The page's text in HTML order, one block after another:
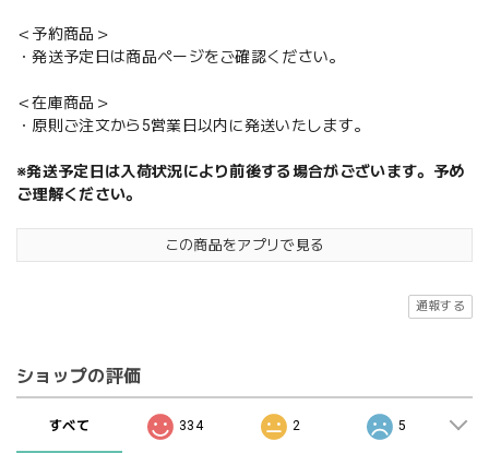
＜予約商品＞
・発送予定日は商品ページをご確認ください。
＜在庫商品＞
・原則ご注文から5営業日以内に発送いたします。
※発送予定日は入荷状況により前後する場合がございます。予め
ご理解ください。
この商品をアプリで見る
通報する
ショップの評価
すべて 334 2 5